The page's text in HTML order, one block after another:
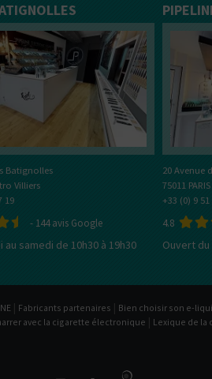
OCCASIONNEL
Si vous fumez moins de 10
cigarettes par jour
TOPVENTE
ÉCOS
plutôt ?
La compacité
//
Saveur
CLASSIC
TOP VENTE
COUPS DE COEUR
ÉCOS
NOUVEAUTÉS
Type de Liquides
Composition PG / VG
Votre
22
Vous
Batignolles
Villiers
19
- 144avis Google
au samedi de 10h30 à 19h30
20 Avenue
75011
+33 (0) 9 51
4.8
Ouvert du
| Fabricants partenaires | Bien choisir son e-
avec la cigarette électronique | Lexique de